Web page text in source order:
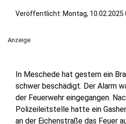
Veröffentlicht: Montag, 10.02.2025
Anzeige
In Meschede hat gestern ein
schwer beschädigt. Der Alarm
der Feuerwehr eingegangen.
Polizeileitstelle hatte ein
an der Eichenstraße das Feuer